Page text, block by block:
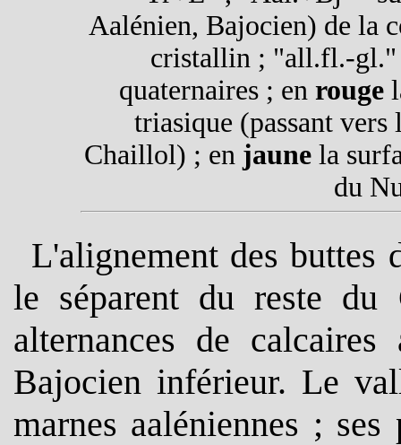
Aalénien, Bajocien) de la
cristallin ; "all.fl.-gl."
quaternaires ; en rouge
triasique (passant
Chaillol) ; en jaune la
du
L'alignement des buttes
le séparent du reste du
alternances de
Bajocien inférieur. Le
marnes aaléniennes ;